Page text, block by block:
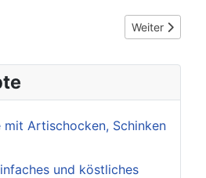
Lachsmousse mit Dill und Sherry
Nächster
Weiter
Artischocken, Schinken
und köstliches